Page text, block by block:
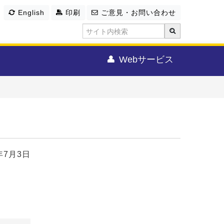
English 印刷 ご意見・お問い合わせ
Webサービス
7月3日